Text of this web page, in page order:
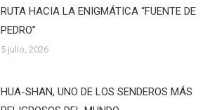
RUTA HACIA LA ENIGMÁTICA “FUENTE DE
PEDRO”
5 julio, 2026
HUA-SHAN, UNO DE LOS SENDEROS MÁS